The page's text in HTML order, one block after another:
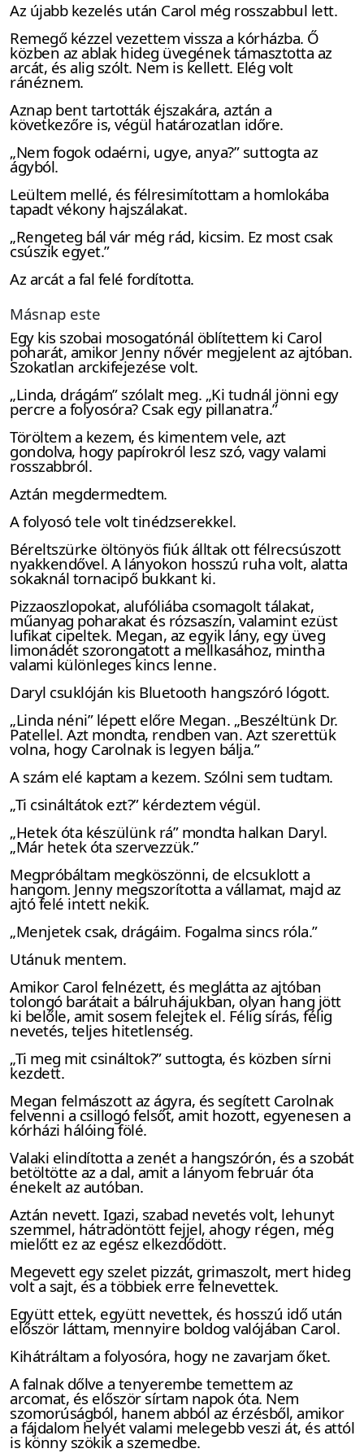
Az újabb kezelés után Carol még rosszabbul lett.
Remegő kézzel vezettem vissza a kórházba. Ő
közben az ablak hideg üvegének támasztotta az
arcát, és alig szólt. Nem is kellett. Elég volt
ránéznem.
Aznap bent tartották éjszakára, aztán a
következőre is, végül határozatlan időre.
„Nem fogok odaérni, ugye, anya?” suttogta az
ágyból.
Leültem mellé, és félresimítottam a homlokába
tapadt vékony hajszálakat.
„Rengeteg bál vár még rád, kicsim. Ez most csak
csúszik egyet.”
Az arcát a fal felé fordította.
Másnap este
Egy kis szobai mosogatónál öblítettem ki Carol
poharát, amikor Jenny nővér megjelent az ajtóban.
Szokatlan arckifejezése volt.
„Linda, drágám” szólalt meg. „Ki tudnál jönni egy
percre a folyosóra? Csak egy pillanatra.”
Töröltem a kezem, és kimentem vele, azt
gondolva, hogy papírokról lesz szó, vagy valami
rosszabbról.
Aztán megdermedtem.
A folyosó tele volt tinédzserekkel.
Béreltszürke öltönyös fiúk álltak ott félrecsúszott
nyakkendővel. A lányokon hosszú ruha volt, alatta
sokaknál tornacipő bukkant ki.
Pizzaoszlopokat, alufóliába csomagolt tálakat,
műanyag poharakat és rózsaszín, valamint ezüst
lufikat cipeltek. Megan, az egyik lány, egy üveg
limonádét szorongatott a mellkasához, mintha
valami különleges kincs lenne.
Daryl csuklóján kis Bluetooth hangszóró lógott.
„Linda néni” lépett előre Megan. „Beszéltünk Dr.
Patellel. Azt mondta, rendben van. Azt szerettük
volna, hogy Carolnak is legyen bálja.”
A szám elé kaptam a kezem. Szólni sem tudtam.
„Ti csináltátok ezt?” kérdeztem végül.
„Hetek óta készülünk rá” mondta halkan Daryl.
„Már hetek óta szervezzük.”
Megpróbáltam megköszönni, de elcsuklott a
hangom. Jenny megszorította a vállamat, majd az
ajtó felé intett nekik.
„Menjetek csak, drágáim. Fogalma sincs róla.”
Utánuk mentem.
Amikor Carol felnézett, és meglátta az ajtóban
tolongó barátait a bálruhájukban, olyan hang jött
ki belőle, amit sosem felejtek el. Félig sírás, félig
nevetés, teljes hitetlenség.
„Ti meg mit csináltok?” suttogta, és közben sírni
kezdett.
Megan felmászott az ágyra, és segített Carolnak
felvenni a csillogó felsőt, amit hozott, egyenesen a
kórházi hálóing fölé.
Valaki elindította a zenét a hangszórón, és a szobát
betöltötte az a dal, amit a lányom február óta
énekelt az autóban.
Aztán nevett. Igazi, szabad nevetés volt, lehunyt
szemmel, hátradöntött fejjel, ahogy régen, még
mielőtt ez az egész elkezdődött.
Megevett egy szelet pizzát, grimaszolt, mert hideg
volt a sajt, és a többiek erre felnevettek.
Együtt ettek, együtt nevettek, és hosszú idő után
először láttam, mennyire boldog valójában Carol.
Kihátráltam a folyosóra, hogy ne zavarjam őket.
A falnak dőlve a tenyerembe temettem az
arcomat, és először sírtam napok óta. Nem
szomorúságból, hanem abból az érzésből, amikor
a fájdalom helyét valami melegebb veszi át, és attól
is könny szökik a szemedbe.